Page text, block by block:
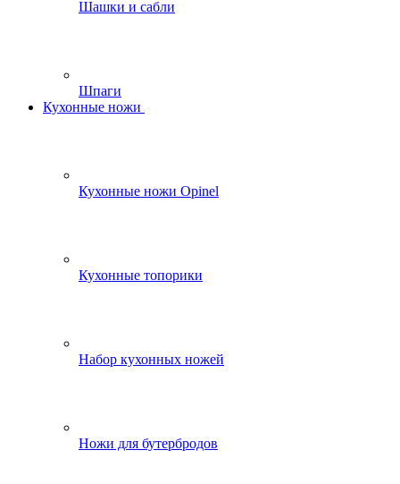
Шашки и сабли
Шпаги
Кухонные ножи
Кухонные ножи Opinel
Кухонные топорики
Набор кухонных ножей
Ножи для бутербродов